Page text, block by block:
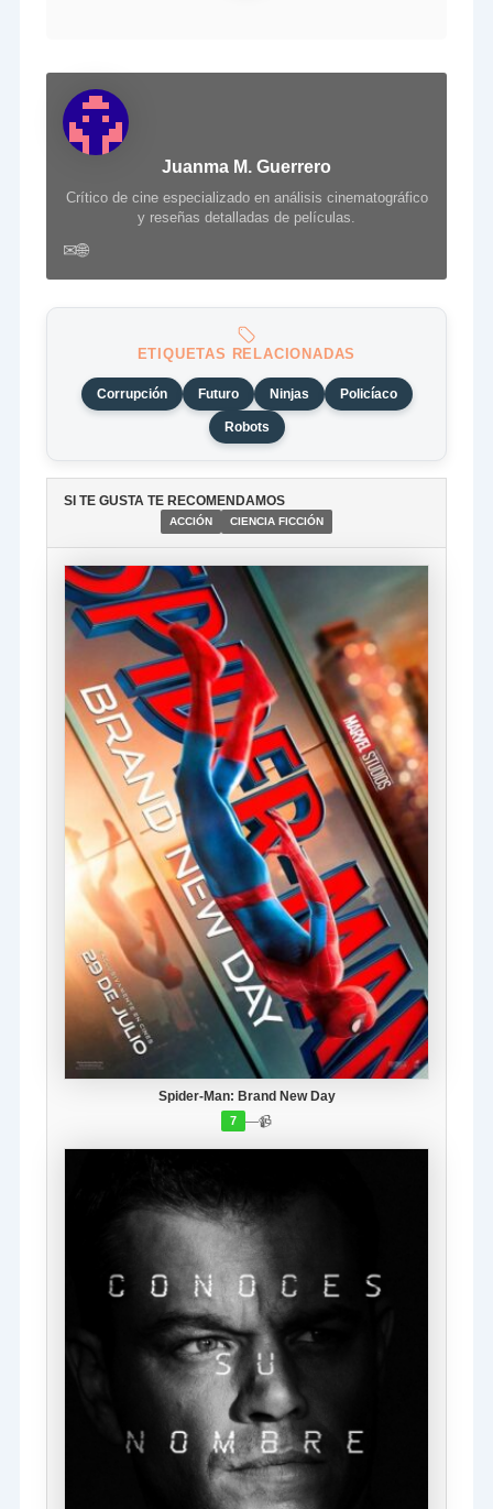
Juanma M. Guerrero
Crítico de cine especializado en análisis cinematográfico
y reseñas detalladas de películas.
✉🌐
ETIQUETAS RELACIONADAS
Corrupción Futuro Ninjas Policíaco
Robots
SI TE GUSTA TE RECOMENDAMOS
ACCIÓN CIENCIA FICCIÓN
Spider-Man: Brand New Day
7 —📹